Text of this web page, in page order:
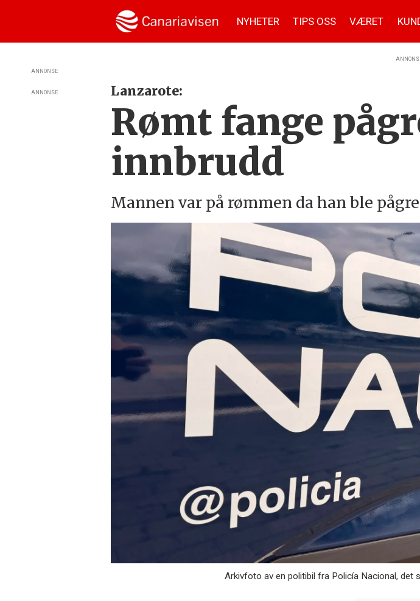
NYHETER TIPS OSS VÆRET
Lanzarote:
Rømt fange
innbrudd
Mannen var på rømmen da han ble
Arkivfoto av en politibil fra Policía Nacional, det
ANNONSE
ANNONSE